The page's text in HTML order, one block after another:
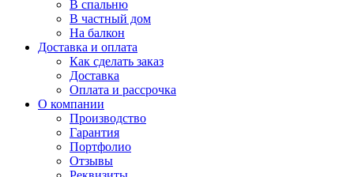
В спальню
В частный дом
На балкон
Доставка и оплата
Как сделать заказ
Доставка
Оплата и рассрочка
О компании
Производство
Гарантия
Портфолио
Отзывы